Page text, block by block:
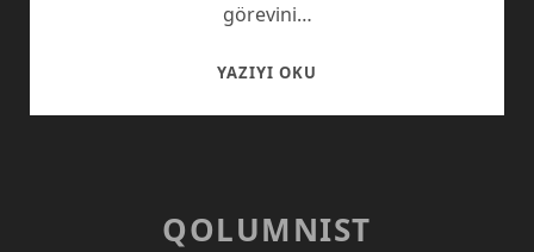
görevini…
YAZIYI OKU
QOLUMNIST